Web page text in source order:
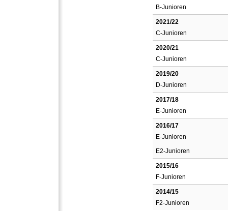
B-Junioren
2021/22
C-Junioren
2020/21
C-Junioren
2019/20
D-Junioren
2017/18
E-Junioren
2016/17
E-Junioren
E2-Junioren
2015/16
F-Junioren
2014/15
F2-Junioren